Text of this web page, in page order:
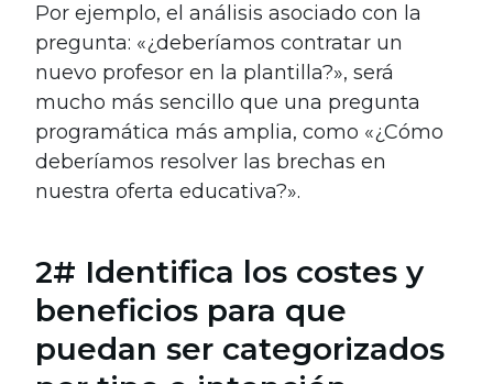
Por ejemplo, el análisis asociado con la
pregunta: «¿deberíamos contratar un
nuevo profesor en la plantilla?», será
mucho más sencillo que una pregunta
programática más amplia, como «¿Cómo
deberíamos resolver las brechas en
nuestra oferta educativa?».
2# Identifica los costes y
beneficios para que
puedan ser categorizados